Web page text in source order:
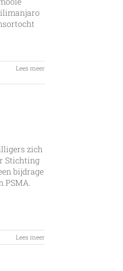
Lees meer
zich
Stichting
bijdrage
PSMA.
Lees meer